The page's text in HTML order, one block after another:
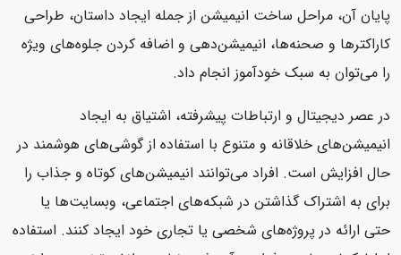
پایان آن، مراحل ساخت انیمیشن از جمله ایجاد داستان، طراحی
کاراکترها و صحنه‌ها، انیمیشن‌دهی و اضافه کردن جلوه‌های ویژه
را می‌توان به سبک خودآموز انجام داد.
در عصر دیجیتال و ارتباطات پیشرفته، اشتیاق به ایجاد
انیمیشن‌های خلاقانه و متنوع با استفاده از گوشی‌های هوشمند در
حال افزایش است. افراد می‌توانند انیمیشن‌های کوتاه و جذاب را
برای به اشتراک گذاشتن در شبکه‌های اجتماعی، وبسایت‌ها یا
حتی ارائه در پروژه‌های شخصی یا تجاری خود ایجاد کنند. استفاده